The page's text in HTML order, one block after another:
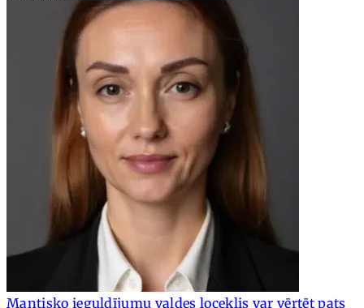
Mantisko ieguldījumu valdes loceklis var vērtēt pats